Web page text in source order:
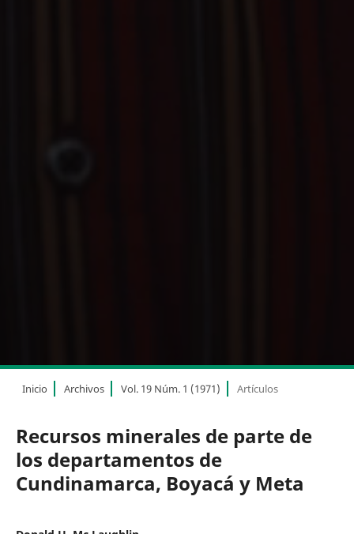
Inicio Archivos Vol. 19 Núm. 1 (1971) Artículos
Recursos minerales de parte de
los departamentos de
Cundinamarca, Boyacá y Meta